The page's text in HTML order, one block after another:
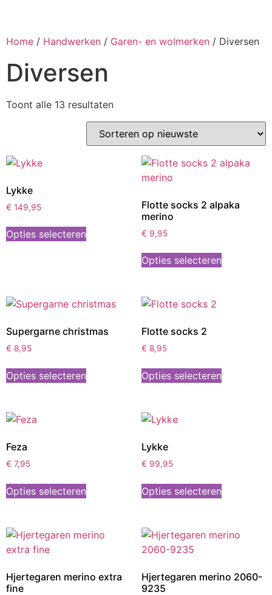
Home / Handwerken / Garen- en wolmerken / Diversen
Diversen
Toont alle 13 resultaten
Lykke
€ 149,95
Opties selecteren
Flotte socks 2 alpaka
merino
€ 9,95
Opties selecteren
Supergarne christmas
€ 8,95
Opties selecteren
Flotte socks 2
€ 8,95
Opties selecteren
Feza
€ 7,95
Opties selecteren
Lykke
€ 99,95
Opties selecteren
Hjertegaren merino extra
fine
Hjertegaren merino 2060-
9235